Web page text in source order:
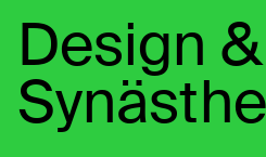
Design &